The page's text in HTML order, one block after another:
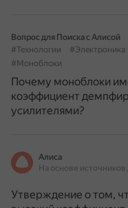
Вопрос для Поиска с Алисой
#Технологии
#Электроника
#Моноблоки
Почему моноблоки
коэффициент
усилителями?
Алиса
Утверждение о том,